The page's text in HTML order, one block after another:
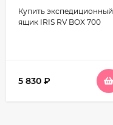
Купить экспедиционный
ящик IRIS RV BOX 700
5 830 ₽